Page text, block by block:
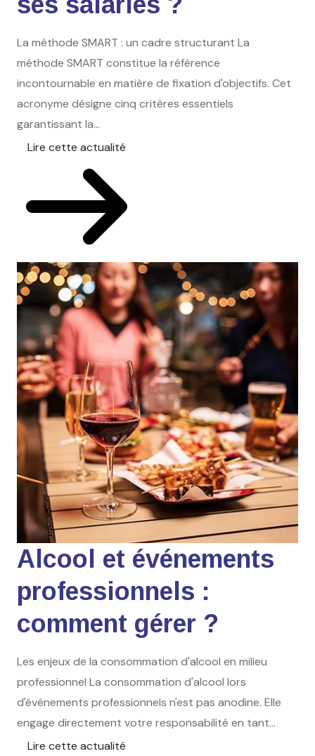
La méthode SMART : un cadre structurant La
méthode SMART constitue la référence
incontournable en matière de fixation d'objectifs. Cet
acronyme désigne cinq critères essentiels
garantissant la...
Lire cette actualité
Alcool et événements
professionnels :
comment gérer ?
Les enjeux de la consommation d'alcool en milieu
professionnel La consommation d'alcool lors
d'événements professionnels n'est pas anodine. Elle
engage directement votre responsabilité en tant...
Lire cette actualité